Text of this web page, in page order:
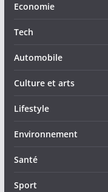
Economie
Tech
Automobile
Culture et arts
Lifestyle
Environnement
Santé
Sport